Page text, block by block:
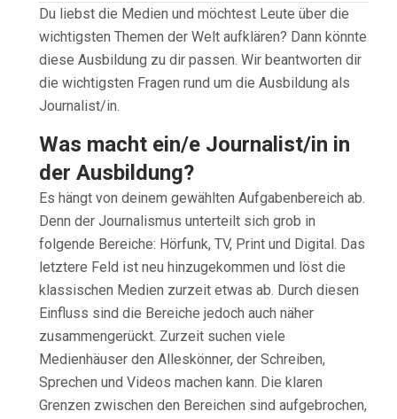
Du liebst die Medien und möchtest Leute über die
wichtigsten Themen der Welt aufklären? Dann könnte
diese Ausbildung zu dir passen. Wir beantworten dir
die wichtigsten Fragen rund um die Ausbildung als
Journalist/in.
Was macht ein/e Journalist/in in
der Ausbildung?
Es hängt von deinem gewählten Aufgabenbereich ab.
Denn der Journalismus unterteilt sich grob in
folgende Bereiche: Hörfunk, TV, Print und Digital. Das
letztere Feld ist neu hinzugekommen und löst die
klassischen Medien zurzeit etwas ab. Durch diesen
Einfluss sind die Bereiche jedoch auch näher
zusammengerückt. Zurzeit suchen viele
Medienhäuser den Alleskönner, der Schreiben,
Sprechen und Videos machen kann. Die klaren
Grenzen zwischen den Bereichen sind aufgebrochen,